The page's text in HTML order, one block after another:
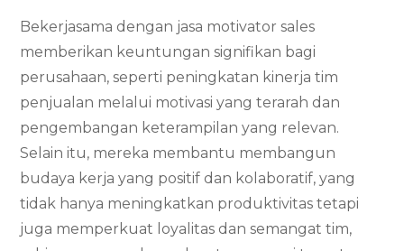
Bekerjasama dengan jasa motivator sales
memberikan keuntungan signifikan bagi
perusahaan, seperti peningkatan kinerja tim
penjualan melalui motivasi yang terarah dan
pengembangan keterampilan yang relevan.
Selain itu, mereka membantu membangun
budaya kerja yang positif dan kolaboratif, yang
tidak hanya meningkatkan produktivitas tetapi
juga memperkuat loyalitas dan semangat tim,